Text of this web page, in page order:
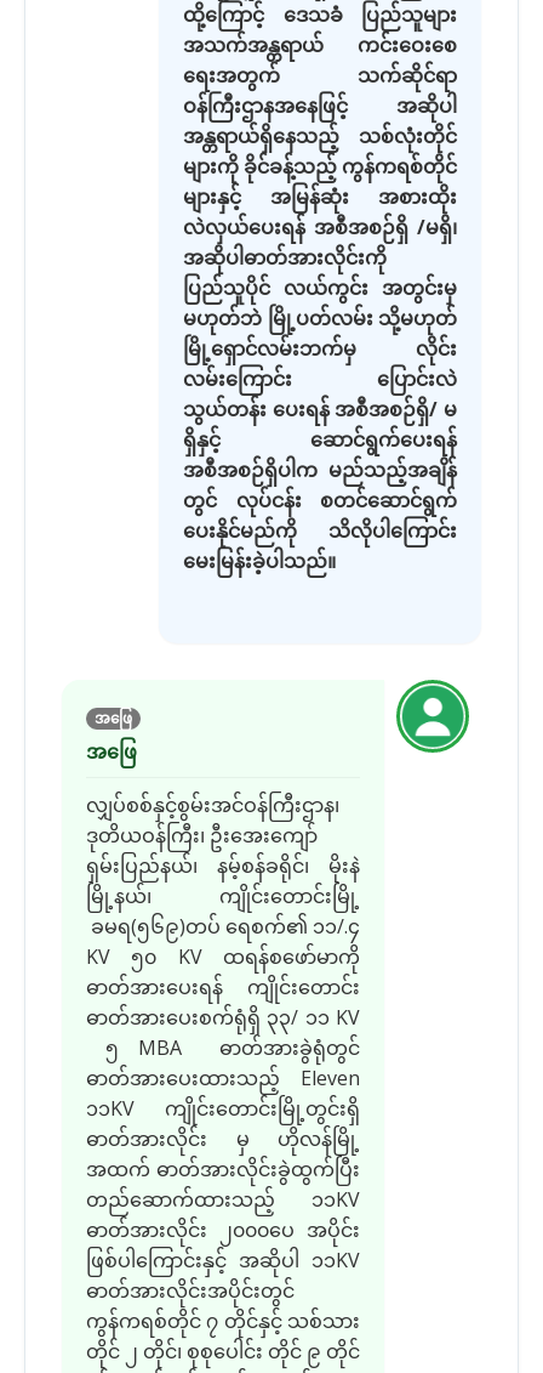
ထို့ကြောင့် ဒေသခံ ပြည်သူများ
အသက်အန္တရာယ် ကင်းဝေးစေ
ရေးအတွက် သက်ဆိုင်ရာ
ဝန်ကြီးဌာနအနေဖြင့် အဆိုပါ
အန္တရာယ်ရှိနေသည့် သစ်လုံးတိုင်
များကို ခိုင်ခန့်သည့် ကွန်ကရစ်တိုင်
များနှင့် အမြန်ဆုံး အစားထိုး
လဲလှယ်ပေးရန် အစီအစဉ်ရှိ /မရှိ၊
အဆိုပါဓာတ်အားလိုင်းကို
ပြည်သူပိုင် လယ်ကွင်း အတွင်းမှ
မဟုတ်ဘဲ မြို့ပတ်လမ်း သို့မဟုတ်
မြို့ရှောင်လမ်းဘက်မှ လိုင်း
လမ်းကြောင်း ပြောင်းလဲ
သွယ်တန်း ပေးရန် အစီအစဉ်ရှိ/ မ
ရှိနှင့် ဆောင်ရွက်ပေးရန်
အစီအစဉ်ရှိပါက မည်သည့်အချိန်
တွင် လုပ်ငန်း စတင်ဆောင်ရွက်
ပေးနိုင်မည်ကို သိလိုပါကြောင်း
မေးမြန်းခဲ့ပါသည်။
အဖြေ
အဖြေ
လျှပ်စစ်နှင့်စွမ်းအင်ဝန်ကြီးဌာန၊
ဒုတိယဝန်ကြီး၊ ဦးအေးကျော်
ရှမ်းပြည်နယ်၊ နမ့်စန်ခရိုင်၊ မိုးနဲ
မြို့နယ်၊ ကျိုင်းတောင်းမြို့
ခမရ(၅၆၉)တပ် ရေစက်၏ ၁၁/.၄
KV ၅၀ KV ထရန်စဖော်မာကို
ဓာတ်အားပေးရန် ကျိုင်းတောင်း
ဓာတ်အားပေးစက်ရုံရှိ ၃၃/ ၁၁ KV
၅ MBA ဓာတ်အားခွဲရုံတွင်
ဓာတ်အားပေးထားသည့် Eleven
၁၁KV ကျိုင်းတောင်းမြို့တွင်းရှိ
ဓာတ်အားလိုင်း မှ ဟိုလန်မြို့
အထက် ဓာတ်အားလိုင်းခွဲထွက်ပြီး
တည်ဆောက်ထားသည့် ၁၁KV
ဓာတ်အားလိုင်း ၂၀၀၀ပေ အပိုင်း
ဖြစ်ပါကြောင်းနှင့် အဆိုပါ ၁၁KV
ဓာတ်အားလိုင်းအပိုင်းတွင်
ကွန်ကရစ်တိုင် ၇ တိုင်နှင့် သစ်သား
တိုင် ၂ တိုင်၊ စုစုပေါင်း တိုင် ၉ တိုင်